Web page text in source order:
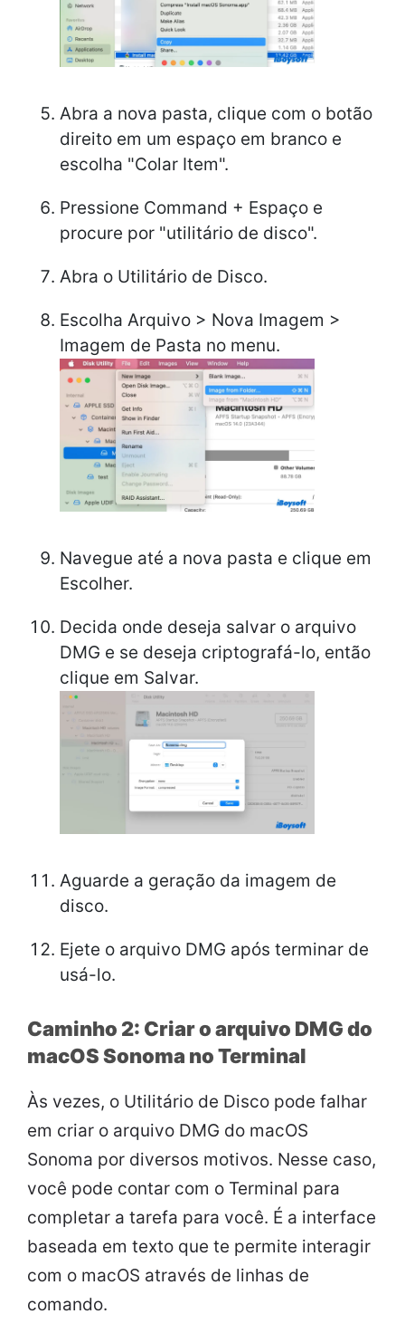
Abra a nova pasta, clique com o botão
direito em um espaço em branco e
escolha "Colar Item".
Pressione Command + Espaço e
procure por "utilitário de disco".
Abra o Utilitário de Disco.
Escolha Arquivo > Nova Imagem >
Imagem de Pasta no menu.
Navegue até a nova pasta e clique em
Escolher.
Decida onde deseja salvar o arquivo
DMG e se deseja criptografá-lo, então
clique em Salvar.
Aguarde a geração da imagem de
disco.
Ejete o arquivo DMG após terminar de
usá-lo.
Caminho 2: Criar o arquivo DMG do
macOS Sonoma no Terminal
Às vezes, o Utilitário de Disco pode falhar
em criar o arquivo DMG do macOS
Sonoma por diversos motivos. Nesse caso,
você pode contar com o Terminal para
completar a tarefa para você. É a interface
baseada em texto que te permite interagir
com o macOS através de linhas de
comando.